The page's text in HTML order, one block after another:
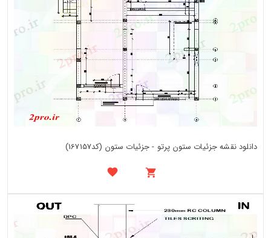
دانلود نقشه جزئیات ستون پرتو - جزئیات ستون (کد167157)